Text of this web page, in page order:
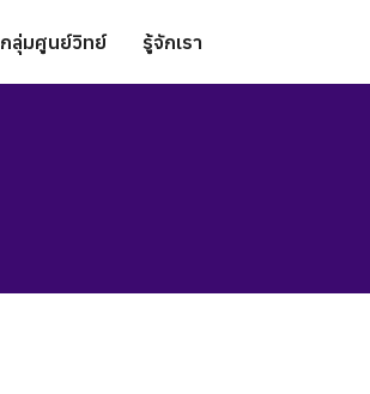
กลุ่มศูนย์วิทย์ รู้จักเรา